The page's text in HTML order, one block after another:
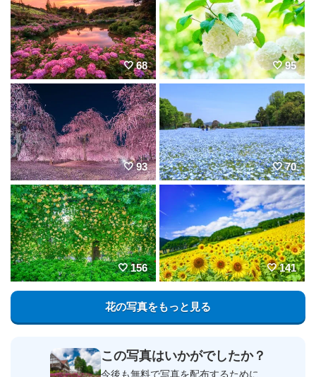
68 95
93 70
156 141
花の写真をもっと見る
この写真はいかがでしたか？
今後も無料で写真を配布するために